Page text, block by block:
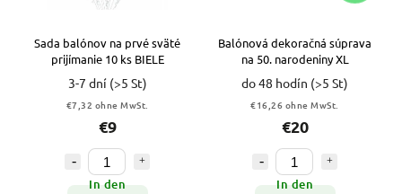
Sada balónov na prvé sväté
prijímanie 10 ks BIELE
3-7 dní (>5 St)
€7,32 ohne MwSt.
€9
In den
Balónová dekoračná súprava
na 50. narodeniny XL
do 48 hodín (>5 St)
€16,26 ohne MwSt.
€20
In den